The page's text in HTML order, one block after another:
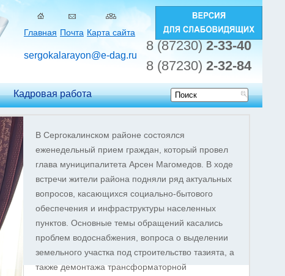
Главная Почта Карта сайта
sergokalarayon@e-dag.ru
8 (87230) 2-33-40
8 (87230) 2-32-84
Кадровая работа
Форма
поиска
В Сергокалинском районе состоялся
еженедельный прием граждан, который провел
глава муниципалитета Арсен Магомедов. В ходе
встречи жители района подняли ряд актуальных
вопросов, касающихся социально-бытового
обеспечения и инфраструктуры населенных
пунктов. Основные темы обращений касались
проблем водоснабжения, вопроса о выделении
земельного участка под строительство тазията, а
также демонтажа трансформаторной